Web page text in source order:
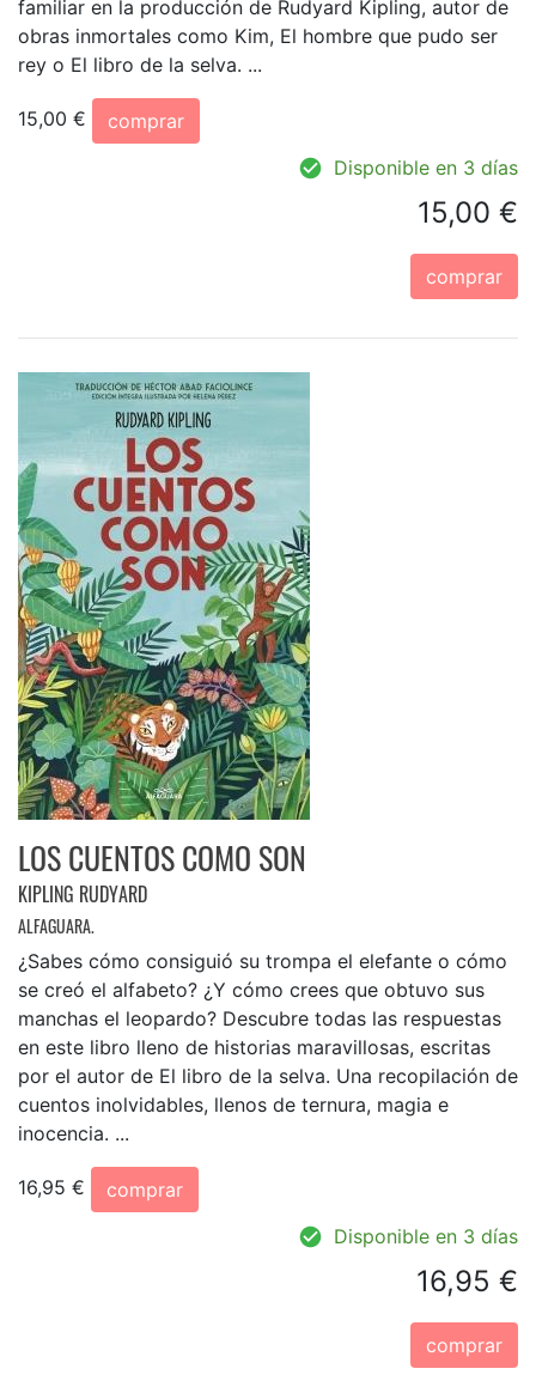
familiar en la producción de Rudyard Kipling, autor de
obras inmortales como Kim, El hombre que pudo ser
rey o El libro de la selva. ...
15,00 €
comprar
Disponible en 3 días
15,00 €
comprar
LOS CUENTOS COMO SON
KIPLING RUDYARD
ALFAGUARA.
¿Sabes cómo consiguió su trompa el elefante o cómo
se creó el alfabeto? ¿Y cómo crees que obtuvo sus
manchas el leopardo? Descubre todas las respuestas
en este libro lleno de historias maravillosas, escritas
por el autor de El libro de la selva. Una recopilación de
cuentos inolvidables, llenos de ternura, magia e
inocencia. ...
16,95 €
comprar
Disponible en 3 días
16,95 €
comprar